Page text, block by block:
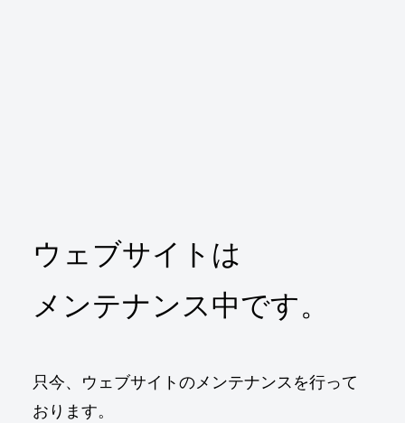
ウェブサイトは
メンテナンス中です。
只今、ウェブサイトのメンテナンスを行って
おります。